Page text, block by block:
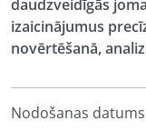
daudzveidīgās
izaicinājumus
novērtēšanā,
Nodošanas